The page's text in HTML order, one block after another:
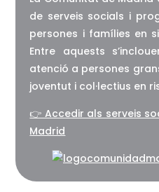
de serveis socials i
persones i famílies en
Entre aquests
atenció a persones
joventut i col·lectius en
👉 Accedir als serveis
Madrid